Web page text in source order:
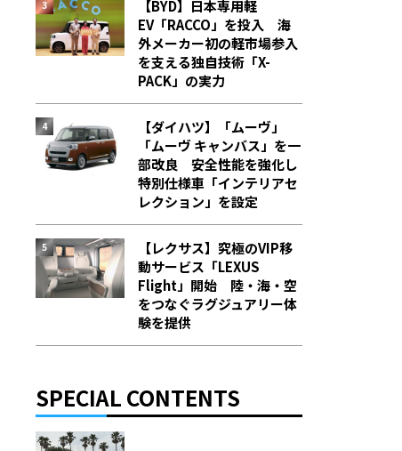
【BYD】日本専用軽
EV「RACCO」を投入 海
外メーカー初の軽市場参入
を支える独自技術「X-
PACK」の実力
【ダイハツ】「ムーヴ」
「ムーヴ キャンバス」を一
部改良 安全性能を強化し
特別仕様車「インテリアセ
レクション」を設定
【レクサス】究極のVIP移
動サービス「LEXUS
Flight」開始 陸・海・空
をつなぐラグジュアリー体
験を提供
SPECIAL CONTENTS